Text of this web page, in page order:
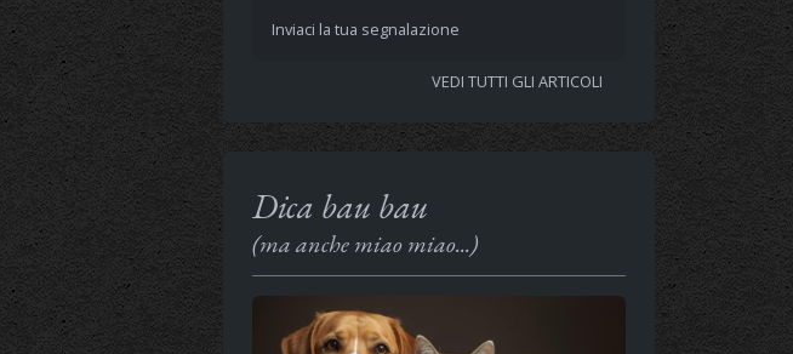
Inviaci la tua segnalazione
VEDI TUTTI GLI ARTICOLI
Dica bau bau
(ma anche miao miao...)